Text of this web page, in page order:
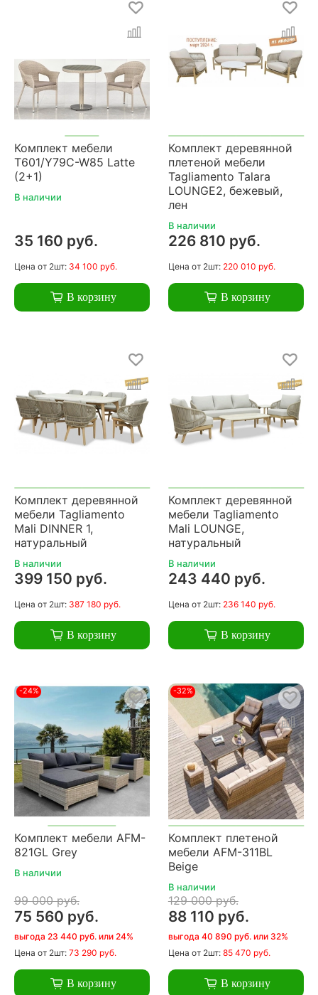
Комплект мебели
T601/Y79C-W85 Latte
(2+1)
В наличии
35 160 руб.
Цена от 2шт: 34 100 руб.
В корзину
Комплект деревянной
плетеной мебели
Tagliamento Talara
LOUNGE2, бежевый,
лен
В наличии
226 810 руб.
Цена от 2шт: 220 010 руб.
В корзину
Комплект деревянной
мебели Tagliamento
Mali DINNER 1,
натуральный
В наличии
399 150 руб.
Цена от 2шт: 387 180 руб.
В корзину
Комплект деревянной
мебели Tagliamento
Mali LOUNGE,
натуральный
В наличии
243 440 руб.
Цена от 2шт: 236 140 руб.
В корзину
-24%
Комплект мебели AFM-
821GL Grey
В наличии
99 000 руб.
75 560 руб.
выгода 23 440 руб. или 24%
Цена от 2шт: 73 290 руб.
В корзину
-32%
Комплект плетеной
мебели AFM-311BL
Beige
В наличии
129 000 руб.
88 110 руб.
выгода 40 890 руб. или 32%
Цена от 2шт: 85 470 руб.
В корзину